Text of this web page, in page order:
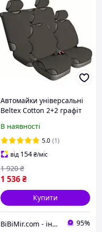
Автомайки універсальні
Beltex Cotton 2+2 графіт
(BX13510)
В наявності
5.0 (1)
від 154₴/міс
1 536₴
1 920 ₴
Купити
BiBiMir.com - інтернет-магазин автоаксесуарів 95%